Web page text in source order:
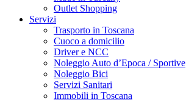
Outlet Shopping
Servizi
Trasporto in Toscana
Cuoco a domicilio
Driver e NCC
Noleggio Auto d’Epoca / Sportive
Noleggio Bici
Servizi Sanitari
Immobili in Toscana